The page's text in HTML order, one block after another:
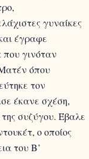
γυναίκες
έγραφε
που γινόταν
όπου
τον
έκανε σχέση,
συζύγου. Έβαλε
ο οποίος
του Β’